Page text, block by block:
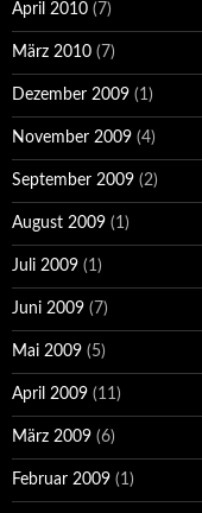
April 2010 (7)
März 2010 (7)
Dezember 2009 (1)
November 2009 (4)
September 2009 (2)
August 2009 (1)
Juli 2009 (1)
Juni 2009 (7)
Mai 2009 (5)
April 2009 (11)
März 2009 (6)
Februar 2009 (1)